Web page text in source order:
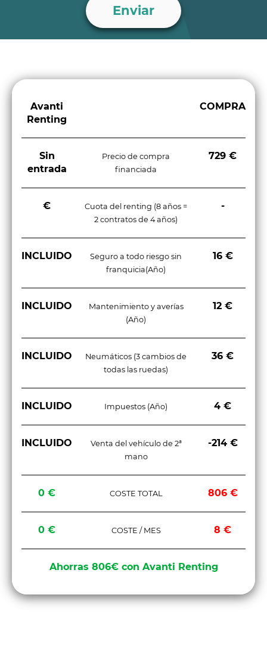
Avanti
Renting
COMPRA
Sin
entrada
Precio de compra
financiada
729 €
€
Cuota del renting (8 años =
2 contratos de 4 años)
-
INCLUIDO
Seguro a todo riesgo sin
franquicia(Año)
16 €
INCLUIDO
Mantenimiento y averías
(Año)
12 €
INCLUIDO
Neumáticos (3 cambios de
todas las ruedas)
36 €
INCLUIDO Impuestos (Año) 4 €
INCLUIDO
Venta del vehículo de 2ª
mano
-214 €
0 € COSTE TOTAL 806 €
0 € COSTE / MES 8 €
Ahorras 806€ con Avanti Renting